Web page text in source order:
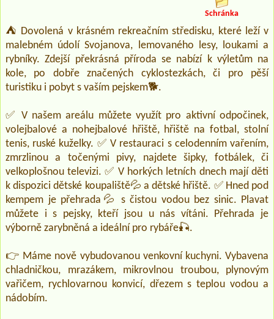
Schránka
⛺ Dovolená v krásném rekreačním středisku, které leží v
malebném údolí Svojanova, lemovaného lesy, loukami a
rybníky. Zdejší překrásná příroda se nabízí k výletům na
kole, po dobře značených cyklostezkách, či pro pěší
turistiku i pobyt s vaším pejskem🐕‍.
✅ V našem areálu můžete využít pro aktivní odpočinek,
volejbalové a nohejbalové hřiště, hřiště na fotbal, stolní
tenis, ruské kuželky. ✅ V restauraci s celodenním vařením,
zmrzlinou a točenými pivy, najdete šipky, fotbálek, či
velkoplošnou televizi. ✅ V horkých letních dnech mají děti
k dispozici dětské koupaliště💦 a dětské hřiště. ✅ Hned pod
kempem je přehrada💦 s čistou vodou bez sinic. Plavat
můžete i s pejsky, kteří jsou u nás vítáni. Přehrada je
výborně zarybněná a ideální pro rybáře🎣.
👉 Máme nově vybudovanou venkovní kuchyni. Vybavena
chladničkou, mrazákem, mikrovlnou troubou, plynovým
vařičem, rychlovarnou konvicí, dřezem s teplou vodou a
nádobím.